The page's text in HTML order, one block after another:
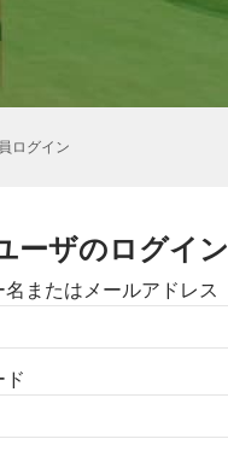
ログイン
ーザのログイン
名またはメールアドレス
ド